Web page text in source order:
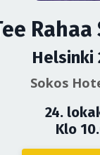
Helsinki
Sokos
24.
Klo